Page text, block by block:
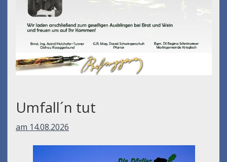
Umfall´n tut
am 14.08.2026